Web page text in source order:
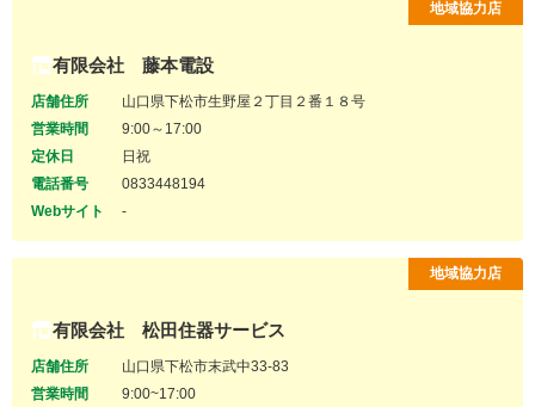
有限会社 藤本電設
店舗住所
山口県下松市生野屋２丁目２番１８号
営業時間
9:00～17:00
定休日
日祝
電話番号
0833448194
Webサイト
-
地域協力店
有限会社 松田住器サービス
店舗住所
山口県下松市末武中33-83
営業時間
9:00~17:00
地域協力店